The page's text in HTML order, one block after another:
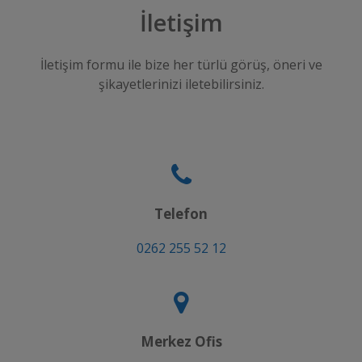
İletişim
İletişim formu ile bize her türlü görüş, öneri ve
şikayetlerinizi iletebilirsiniz.
Telefon
0262 255 52 12
Merkez Ofis